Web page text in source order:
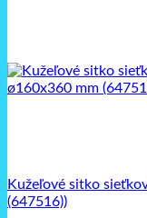
Kužeľové sitko
(647516))